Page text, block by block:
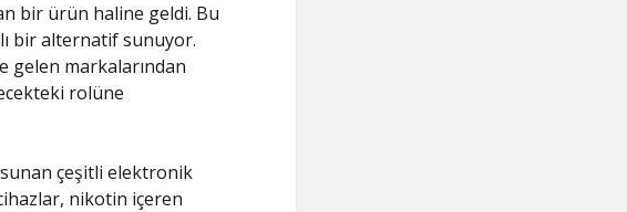
bir ürün haline geldi. Bu
bir alternatif sunuyor.
gelen markalarından
rolüne
sunan çeşitli elektronik
nikotin içeren